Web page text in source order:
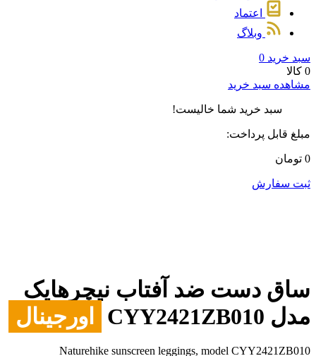
اعتماد
وبلاگ
سبد خرید 0
0 کالا
مشاهده سبد خرید
سبد خرید شما خالیست!
مبلغ قابل پرداخت:
0 تومان
ثبت سفارش
ساق دست ضد آفتاب نیچرهایک
مدل CYY2421ZB010
اورجینال
Naturehike sunscreen leggings, model CYY2421ZB010